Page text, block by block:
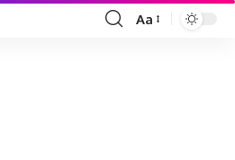
Font
Aa